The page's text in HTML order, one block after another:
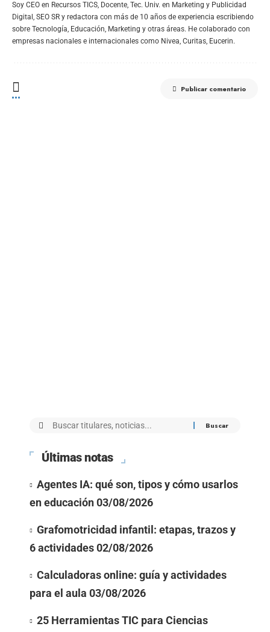
Soy CEO en Recursos TICS, Docente, Tec. Univ. en Marketing y Publicidad
Digital, SEO SR y redactora con más de 10 años de experiencia escribiendo
sobre Tecnología, Educación, Marketing y otras áreas. He colaborado con
empresas nacionales e internacionales como Nivea, Curitas, Eucerin.
Publicar comentario
Últimas notas
Agentes IA: qué son, tipos y cómo usarlos
en educación03/08/2026
Grafomotricidad infantil: etapas, trazos y
6 actividades02/08/2026
Calculadoras online: guía y actividades
para el aula 03/08/2026
25 Herramientas TIC para Ciencias